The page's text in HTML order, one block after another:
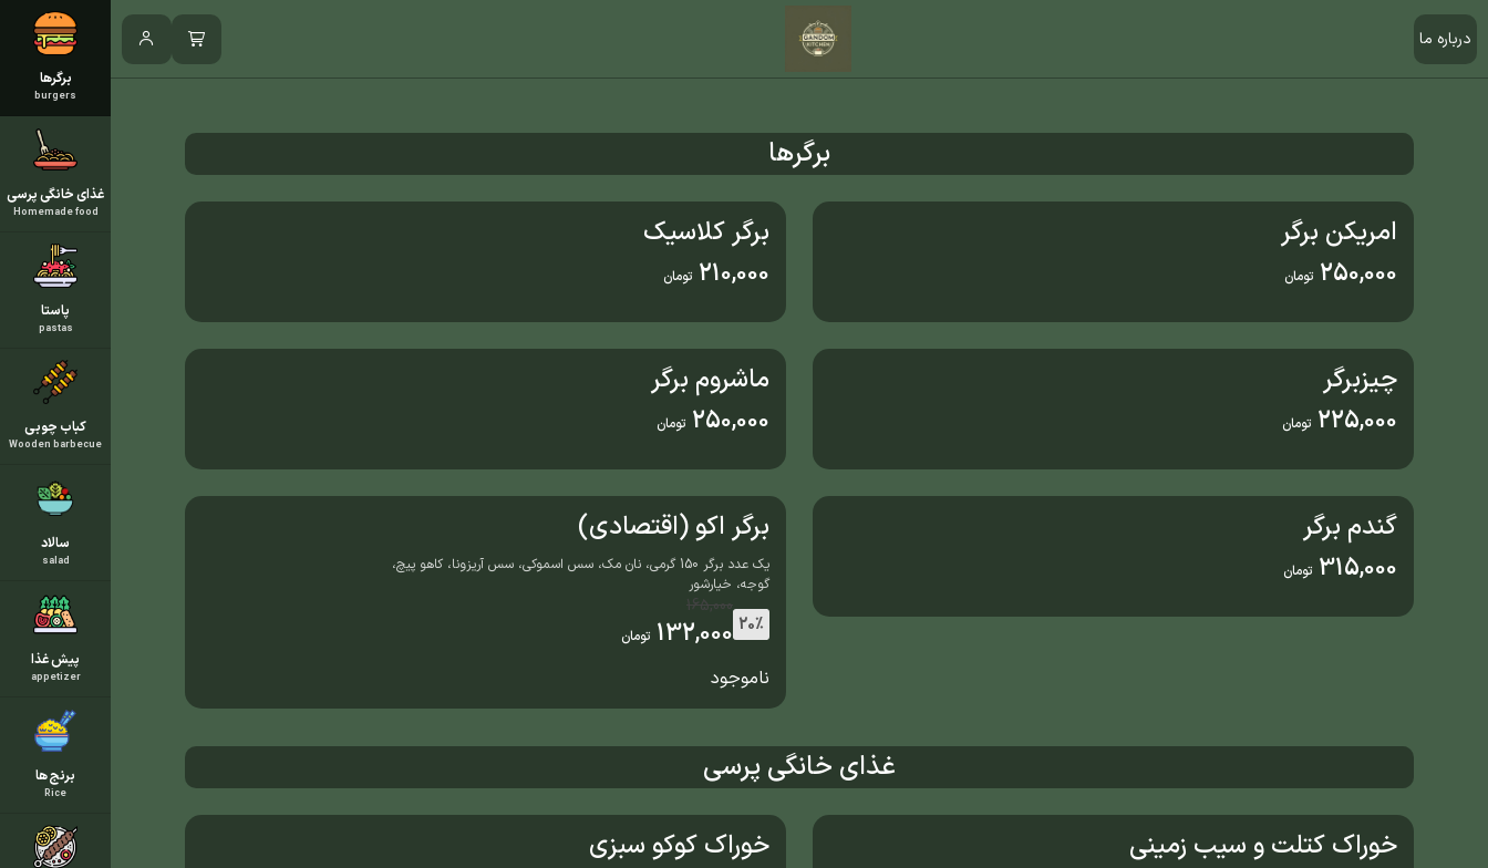
برگرها
burgers
غذای خانگی پرسی
Homemade food
پاستا
pastas
کباب چوبی
Wooden barbecue
سالاد
salad
پیش غذا
appetizer
برنج ها
Rice
درباره ما
برگرها
امریکن برگر
250,000 تومان
برگر کلاسیک
210,000 تومان
چیزبرگر
225,000 تومان
ماشروم برگر
250,000 تومان
گندم برگر
315,000 تومان
برگر اکو (اقتصادی)
یک عدد برگر 150 گرمی، نان مک، سس اسموکی، سس آریزونا، کاهو پیچ،
گوجه، خیارشور
20%
165,000
132,000 تومان
ناموجود
غذای خانگی پرسی
خوراک کتلت و سیب زمینی خوراک کوکو سبزی